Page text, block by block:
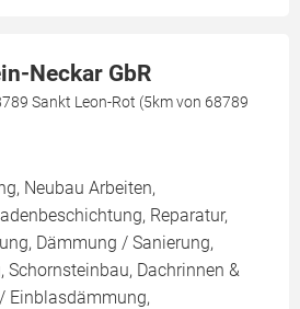
Neckar GbR
Sankt Leon-Rot (5km von 68789
Neubau Arbeiten,
Reparatur,
Dämmung / Sanierung,
Schornsteinbau, Dachrinnen &
Einblasdämmung,